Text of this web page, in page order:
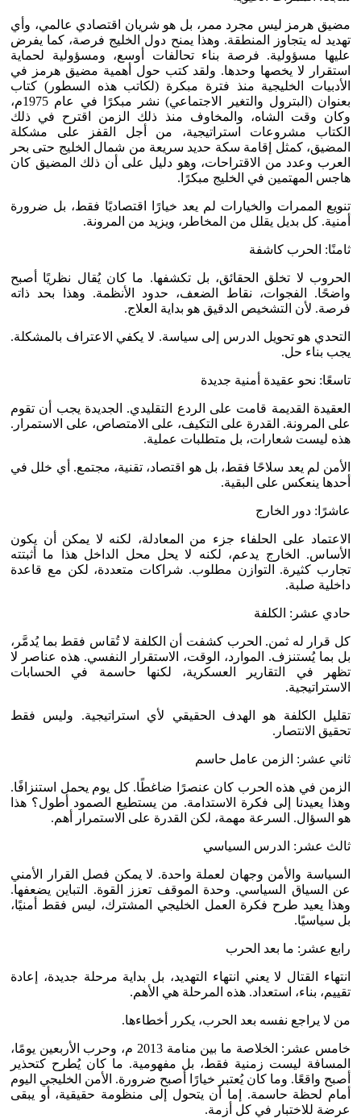
مضيق هرمز ليس مجرد ممر، بل هو شريان اقتصادي عالمي، وأي
تهديد له يتجاوز المنطقة. وهذا يمنح دول الخليج فرصة، كما يفرض
عليها مسؤولية. فرصة بناء تحالفات أوسع، ومسؤولية لحماية
استقرار لا يخصها وحدها. ولقد كتب حول أهمية مضيق هرمز في
الأدبيات الخليجية منذ فترة مبكرة (لكاتب هذه السطور) كتاب
بعنوان (البترول والتغير الاجتماعي) نشر مبكرًا في عام 1975م،
وكان وقت الشاه، والمخاوف منذ ذلك الزمن اقترح في ذلك
الكتاب مشروعات استراتيجية، من أجل القفز على مشكلة
المضيق، كمثل إقامة سكة حديد سريعة من شمال الخليج حتى بحر
العرب وعدد من الاقتراحات، وهو دليل على أن ذلك المضيق كان
هاجس المهتمين في الخليج مبكرًا.
تنويع الممرات والخيارات لم يعد خيارًا اقتصاديًا فقط، بل ضرورة
أمنية. كل بديل يقلل من المخاطر، ويزيد من المرونة.
ثامنًا: الحرب كاشفة
الحروب لا تخلق الحقائق، بل تكشفها. ما كان يُقال نظريًا أصبح
واضحًا. الفجوات، نقاط الضعف، حدود الأنظمة. وهذا بحد ذاته
فرصة. لأن التشخيص الدقيق هو بداية العلاج.
التحدي هو تحويل الدرس إلى سياسة. لا يكفي الاعتراف بالمشكلة.
يجب بناء حل.
تاسعًا: نحو عقيدة أمنية جديدة
العقيدة القديمة قامت على الردع التقليدي. الجديدة يجب أن تقوم
على المرونة. القدرة على التكيف، على الامتصاص، على الاستمرار.
هذه ليست شعارات، بل متطلبات عملية.
الأمن لم يعد سلاحًا فقط، بل هو اقتصاد، تقنية، مجتمع. أي خلل في
أحدها ينعكس على البقية.
عاشرًا: دور الخارج
الاعتماد على الحلفاء جزء من المعادلة، لكنه لا يمكن أن يكون
الأساس. الخارج يدعم، لكنه لا يحل محل الداخل هذا ما أثبتته
تجارب كثيرة. التوازن مطلوب. شراكات متعددة، لكن مع قاعدة
داخلية صلبة.
حادي عشر: الكلفة
كل قرار له ثمن. الحرب كشفت أن الكلفة لا تُقاس فقط بما يُدمَّر،
بل بما يُستنزف. الموارد، الوقت، الاستقرار النفسي. هذه عناصر لا
تظهر في التقارير العسكرية، لكنها حاسمة في الحسابات
الاستراتيجية.
تقليل الكلفة هو الهدف الحقيقي لأي استراتيجية. وليس فقط
تحقيق الانتصار.
ثاني عشر: الزمن عامل حاسم
الزمن في هذه الحرب كان عنصرًا ضاغطًا. كل يوم يحمل استنزافًا.
وهذا يعيدنا إلى فكرة الاستدامة. من يستطيع الصمود أطول؟ هذا
هو السؤال. السرعة مهمة، لكن القدرة على الاستمرار أهم.
ثالث عشر: الدرس السياسي
السياسة والأمن وجهان لعملة واحدة. لا يمكن فصل القرار الأمني
عن السياق السياسي. وحدة الموقف تعزز القوة. التباين يضعفها.
وهذا يعيد طرح فكرة العمل الخليجي المشترك، ليس فقط أمنيًا،
بل سياسيًا.
رابع عشر: ما بعد الحرب
انتهاء القتال لا يعني انتهاء التهديد، بل بداية مرحلة جديدة، إعادة
تقييم، بناء، استعداد. هذه المرحلة هي الأهم.
من لا يراجع نفسه بعد الحرب، يكرر أخطاءها.
خامس عشر: الخلاصة ما بين منامة 2013 م، وحرب الأربعين يومًا،
المسافة ليست زمنية فقط، بل مفهومية. ما كان يُطرح كتحذير
أصبح واقعًا. وما كان يُعتبر خيارًا أصبح ضرورة. الأمن الخليجي اليوم
أمام لحظة حاسمة. إما أن يتحول إلى منظومة حقيقية، أو يبقى
عرضة للاختبار في كل أزمة.